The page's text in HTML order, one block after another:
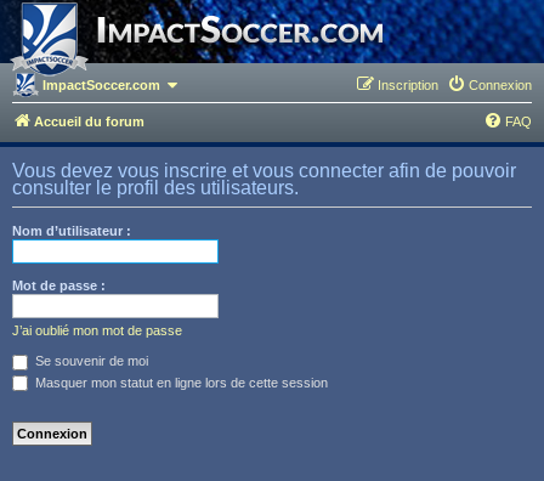
ImpactSoccer.com Connexion
Inscription
Accueil du forum FAQ
Vous devez vous inscrire et vous connecter afin de pouvoir
consulter le profil des utilisateurs.
Nom d’utilisateur :
Mot de passe :
J’ai oublié mon mot de passe
Se souvenir de moi
Masquer mon statut en ligne lors de cette session